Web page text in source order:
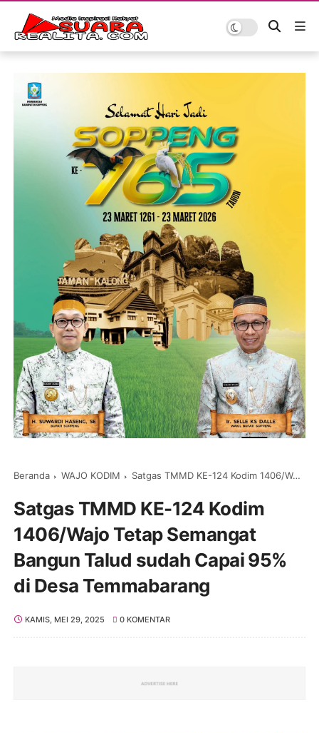
Beranda WAJO KODIM Satgas TMMD KE-124 Kodim 1406/Wajo Tetap Semangat Bangun Talud sudah Capai 95% di Desa Temmabarang
Satgas TMMD KE-124 Kodim
1406/Wajo Tetap Semangat
Bangun Talud sudah Capai 95%
di Desa Temmabarang
KAMIS, MEI 29, 2025 0 KOMENTAR